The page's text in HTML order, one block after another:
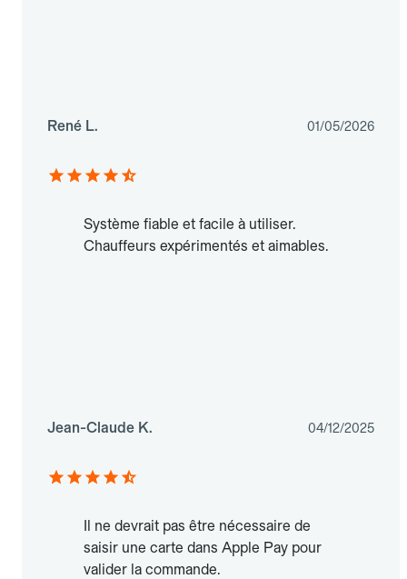
René L. 01/05/2026
Système fiable et facile à utiliser.
Chauffeurs expérimentés et aimables.
Jean-Claude K. 04/12/2025
Il ne devrait pas être nécessaire de
saisir une carte dans Apple Pay pour
valider la commande.